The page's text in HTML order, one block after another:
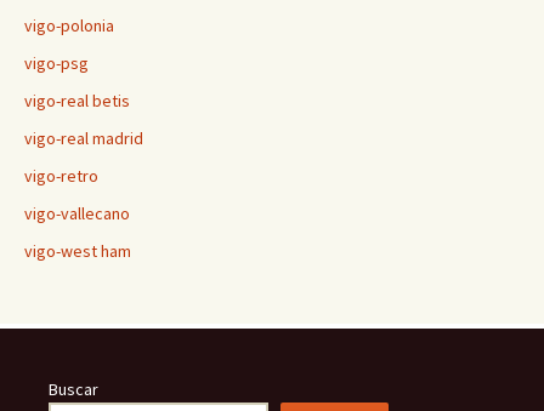
vigo-polonia
vigo-psg
vigo-real betis
vigo-real madrid
vigo-retro
vigo-vallecano
vigo-west ham
Buscar